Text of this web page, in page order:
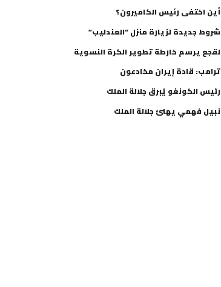
أين اختفى رئيس الكاميرون؟
شروط جديدة لزيارة منزل “العندليب”
لقجع يرسم خارطة تطوير الكرة النسوية
ترامب: قادة إيران مخادعون
رئيس الكونغو يُبرق جلالة الملك
نبيل فهمي يهنئ جلالة الملك